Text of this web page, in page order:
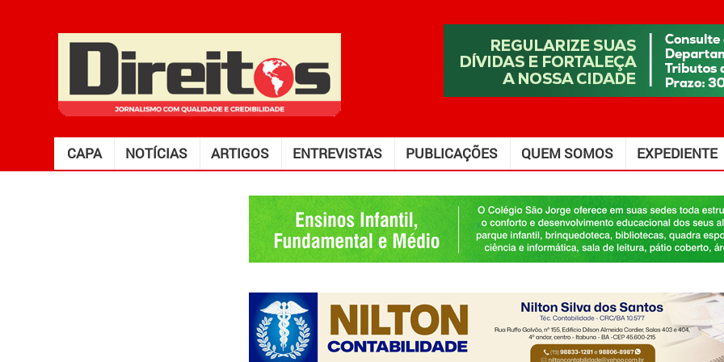
CAPA NOTÍCIAS ARTIGOS ENTREVISTAS PUBLICAÇÕES QUEM SOMOS EXPEDIENTE